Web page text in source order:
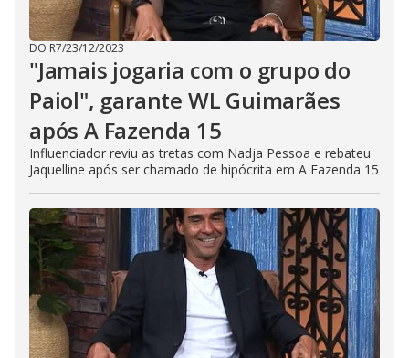
DO R7/23/12/2023
"Jamais jogaria com o grupo do
Paiol", garante WL Guimarães
após A Fazenda 15
Influenciador reviu as tretas com Nadja Pessoa e rebateu
Jaquelline após ser chamado de hipócrita em A Fazenda 15